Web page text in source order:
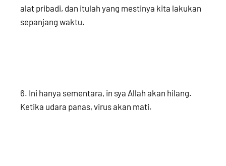
alat pribadi, dan itulah yang mestinya kita lakukan
sepanjang waktu.
6. Ini hanya sementara, in sya Allah akan hilang.
Ketika udara panas, virus akan mati.